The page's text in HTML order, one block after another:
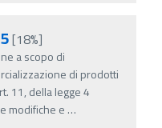
[18%]
a scopo di
di prodotti
11, della legge 4
modifiche e …